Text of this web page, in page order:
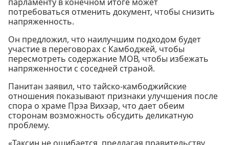
потребоваться отменить документ, чтобы снизить
напряженность.
Он предложил, что наилучшим подходом будет
участие в переговорах с Камбоджей, чтобы
пересмотреть содержание МОВ, чтобы избежать
напряженности с соседней страной.
Панитан заявил, что тайско-камбоджийские
отношения показывают признаки улучшения после
спора о храме Прэа Вихэар, что дает обеим
сторонам возможность обсудить деликатную
проблему.
«Таксин не ошибается, предлагая правительству